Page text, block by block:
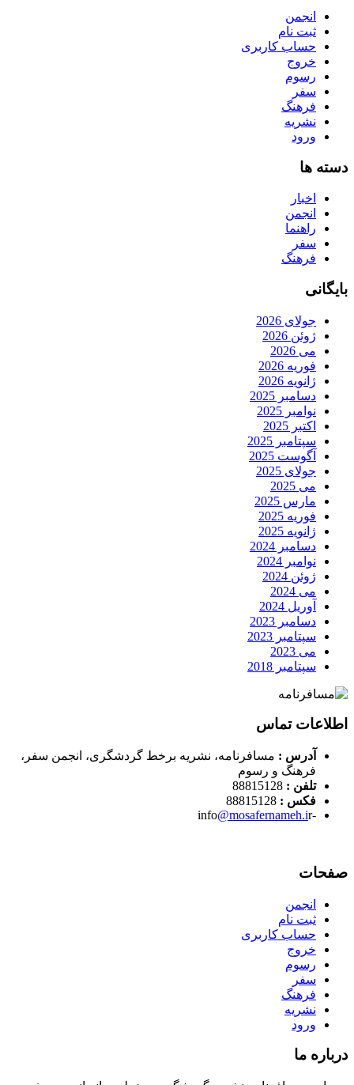
انجمن
ثبت نام
حساب کاربری
خروج
رسوم
سفر
فرهنگ
نشریه
ورود
دسته ها
اخبار
انجمن
راهنما
سفر
فرهنگ
بایگانی
جولای 2026
ژوئن 2026
می 2026
فوریه 2026
ژانویه 2026
دسامبر 2025
نوامبر 2025
اکتبر 2025
سپتامبر 2025
آگوست 2025
جولای 2025
می 2025
مارس 2025
فوریه 2025
ژانویه 2025
دسامبر 2024
نوامبر 2024
ژوئن 2024
می 2024
آوریل 2024
دسامبر 2023
سپتامبر 2023
می 2023
سپتامبر 2018
اطلاعات تماس
آدرس : مسافرنامه، نشریه برخط گردشگری، انجمن سفر،
فرهنگ و رسوم
تلفن :
فکس :
-info
@mosafernameh.ir
صفحات
انجمن
ثبت نام
حساب کاربری
خروج
رسوم
سفر
فرهنگ
نشریه
ورود
درباره ما